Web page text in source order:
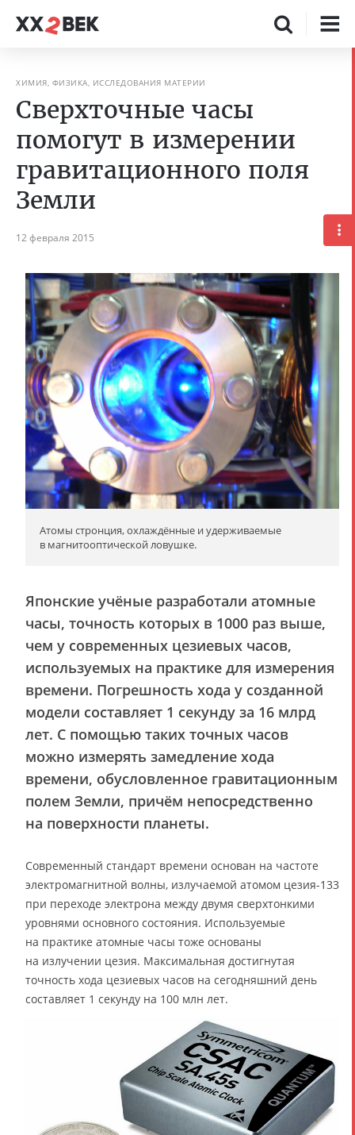
ХИМИЯ, ФИЗИКА, ИССЛЕДОВАНИЯ МАТЕРИИ
Сверхточные часы
помогут в измерении
гравитационного поля
Земли
12 февраля 2015
Атомы стронция, охлаждённые и удерживаемые
в магнитооптической ловушке.
Японские учёные разработали атомные
часы, точность которых в 1000 раз выше,
чем у современных цезиевых часов,
используемых на практике для измерения
времени. Погрешность хода у созданной
модели составляет 1 секунду за 16 млрд
лет. С помощью таких точных часов
можно измерять замедление хода
времени, обусловленное гравитационным
полем Земли, причём непосредственно
на поверхности планеты.
Современный стандарт времени основан на частоте
электромагнитной волны, излучаемой атомом цезия-133
при переходе электрона между двумя сверхтонкими
уровнями основного состояния. Используемые
на практике атомные часы тоже основаны
на излучении цезия. Максимальная достигнутая
точность хода цезиевых часов на сегодняшний день
составляет 1 секунду на 100 млн лет.